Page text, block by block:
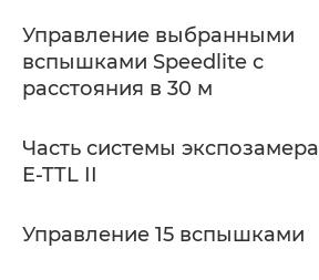
Управление выбранными
вспышками Speedlite с
расстояния в 30 м
Часть системы экспозамера
E-TTL II
Управление 15 вспышками